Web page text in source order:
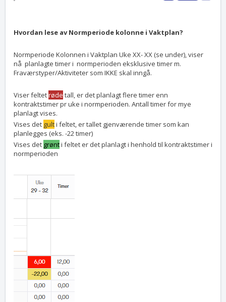
Hvordan lese av Normperiode kolonne i Vaktplan?
Normperiode Kolonnen i Vaktplan Uke XX- XX (se under), viser
nå planlagte timer i normperioden eksklusive timer m.
Fraværstyper/Aktiviteter som IKKE skal inngå.
Viser feltetrøde tall, er det planlagt flere timer enn
kontraktstimer pr uke i normperioden. Antall timer for mye
planlagt vises.
Vises det gulti feltet, er tallet gjenværende timer som kan
planlegges (eks. -22 timer)
Vises det grønti feltet er det planlagt i henhold til kontraktstimer i
normperioden